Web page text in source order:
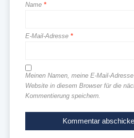
Name *
E-Mail-Adresse *
Meinen Namen, meine E-Mail-
Website in diesem Browser für die
Kommentierung speichern.